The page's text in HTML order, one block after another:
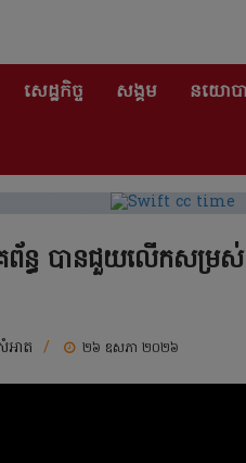
សេដ្ឋកិច្ច សង្គម នយោប
គព័ន្ធ បានជួយលើកសម្រ
ាត / ២៦ ឧសភា ២០២៦